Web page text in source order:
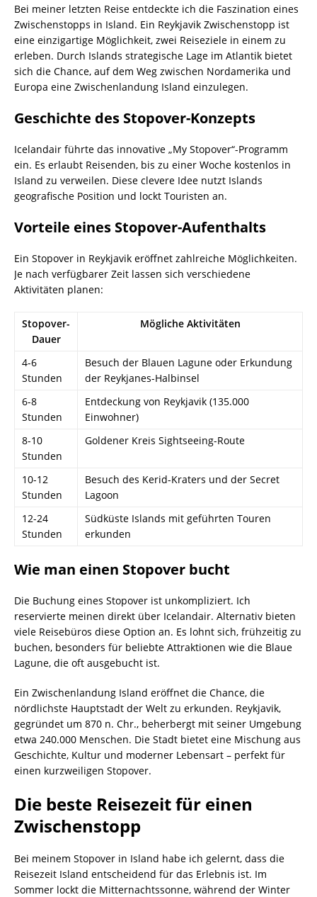
Bei meiner letzten Reise entdeckte ich die Faszination eines
Zwischenstopps in Island. Ein Reykjavik Zwischenstopp ist
eine einzigartige Möglichkeit, zwei Reiseziele in einem zu
erleben. Durch Islands strategische Lage im Atlantik bietet
sich die Chance, auf dem Weg zwischen Nordamerika und
Europa eine Zwischenlandung Island einzulegen.
Geschichte des Stopover-Konzepts
Icelandair führte das innovative „My Stopover“-Programm
ein. Es erlaubt Reisenden, bis zu einer Woche kostenlos in
Island zu verweilen. Diese clevere Idee nutzt Islands
geografische Position und lockt Touristen an.
Vorteile eines Stopover-Aufenthalts
Ein Stopover in Reykjavik eröffnet zahlreiche Möglichkeiten.
Je nach verfügbarer Zeit lassen sich verschiedene
Aktivitäten planen:
Stopover-
Dauer
Mögliche Aktivitäten
4-6
Stunden
Besuch der Blauen Lagune oder Erkundung
der Reykjanes-Halbinsel
6-8
Stunden
Entdeckung von Reykjavik (135.000
Einwohner)
8-10
Stunden
Goldener Kreis Sightseeing-Route
10-12
Stunden
Besuch des Kerid-Kraters und der Secret
Lagoon
12-24
Stunden
Südküste Islands mit geführten Touren
erkunden
Wie man einen Stopover bucht
Die Buchung eines Stopover ist unkompliziert. Ich
reservierte meinen direkt über Icelandair. Alternativ bieten
viele Reisebüros diese Option an. Es lohnt sich, frühzeitig zu
buchen, besonders für beliebte Attraktionen wie die Blaue
Lagune, die oft ausgebucht ist.
Ein Zwischenlandung Island eröffnet die Chance, die
nördlichste Hauptstadt der Welt zu erkunden. Reykjavik,
gegründet um 870 n. Chr., beherbergt mit seiner Umgebung
etwa 240.000 Menschen. Die Stadt bietet eine Mischung aus
Geschichte, Kultur und moderner Lebensart – perfekt für
einen kurzweiligen Stopover.
Die beste Reisezeit für einen
Zwischenstopp
Bei meinem Stopover in Island habe ich gelernt, dass die
Reisezeit Island entscheidend für das Erlebnis ist. Im
Sommer lockt die Mitternachtssonne, während der Winter